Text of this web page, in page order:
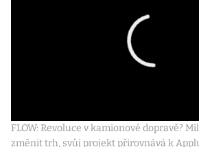
FLOW: Revoluce v kamionové dopravě?
změnit trh, svůj projekt přirovnává k Applu